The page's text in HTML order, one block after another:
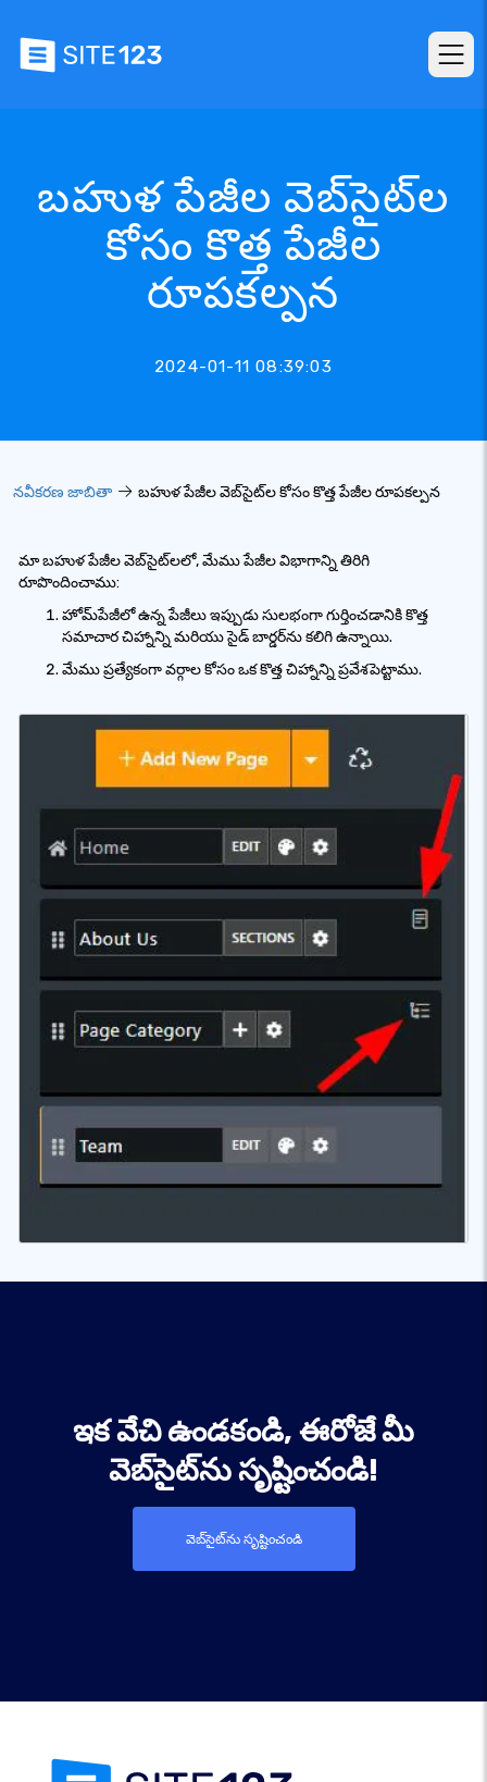
బహుళ పేజీల వెబ్‌సైట్‌ల
కోసం కొత్త పేజీల
రూపకల్పన
2024-01-11 08:39:03
నవీకరణ జాబితా బహుళ పేజీల వెబ్‌సైట్‌ల కోసం కొత్త పేజీల రూపకల్పన
మా బహుళ పేజీల వెబ్‌సైట్‌లలో, మేము పేజీల విభాగాన్ని తిరిగి
రూపొందించాము:
హోమ్‌పేజీలో ఉన్న పేజీలు ఇప్పుడు సులభంగా గుర్తించడానికి కొత్త
సమాచార చిహ్నాన్ని మరియు సైడ్ బార్డర్‌ను కలిగి ఉన్నాయి.
మేము ప్రత్యేకంగా వర్గాల కోసం ఒక కొత్త చిహ్నాన్ని ప్రవేశపెట్టాము.
ఇక వేచి ఉండకండి, ఈరోజే మీ
వెబ్‌సైట్‌ను సృష్టించండి!
వెబ్‌సైట్‌ను సృష్టించండి